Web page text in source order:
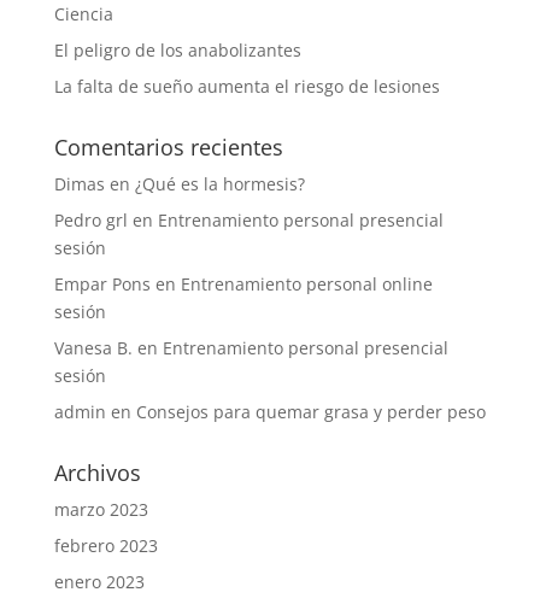
Ciencia
El peligro de los anabolizantes
La falta de sueño aumenta el riesgo de lesiones
Comentarios recientes
Dimas en ¿Qué es la hormesis?
Pedro grl en Entrenamiento personal presencial
sesión
Empar Pons en Entrenamiento personal online
sesión
Vanesa B. en Entrenamiento personal presencial
sesión
admin en Consejos para quemar grasa y perder peso
Archivos
marzo 2023
febrero 2023
enero 2023